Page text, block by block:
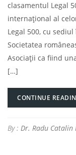
clasamentul Legal
internațional al
Legal 500, cu
Societatea
Asociații ca fiind
[…]
CONTINUE
By : Dr. Radu Catalin